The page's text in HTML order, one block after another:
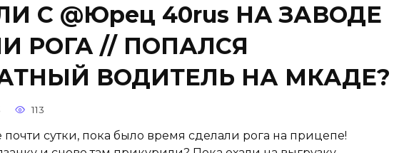
С @Юрец 40rus НА ЗАВОДЕ
РОГА // ПОПАЛСЯ
ВОДИТЕЛЬ НА МКАДЕ?
113
почти сутки, пока было время сделали рога на прицепе!